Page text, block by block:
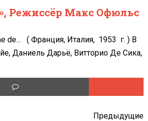
Режиссёр Макс Офюльс
de... ( Франция, Италия, 1953 г. ) В
Даниель Дарьё, Витторио Де Сика,
Предыдущие